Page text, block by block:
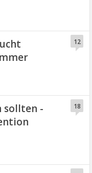
12
sollten -
18